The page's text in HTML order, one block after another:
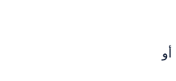
‏ أو